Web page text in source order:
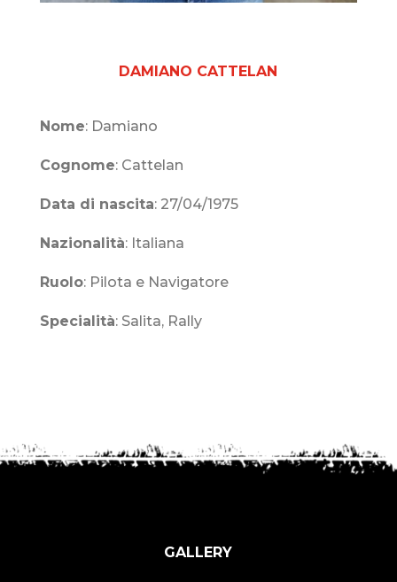
DAMIANO CATTELAN
Nome: Damiano
Cognome: Cattelan
Data di nascita: 27/04/1975
Nazionalità: Italiana
Ruolo: Pilota e Navigatore
Specialità: Salita, Rally
GALLERY